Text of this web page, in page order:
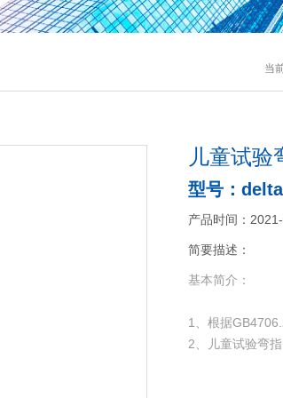
当
儿童试验
型号：delta
产品时间：
简要描述：
基本简介：
1、根据
2、儿童试验弯